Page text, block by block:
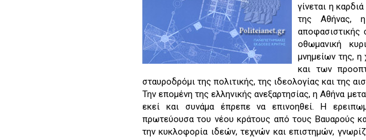
γίνεται η
της Αθήνας,
αποφασιστικής
οθωμανική
μνημείων της,
και των
σταυροδρόμι της πολιτικής, της ιδεολογίας και της
Την επομένη της ελληνικής ανεξαρτησίας, η Αθήνα
εκεί και συνάμα έπρεπε να επινοηθεί. Η
πρωτεύουσα του νέου κράτους από τους Βαυαρούς
την κυκλοφορία ιδεών, τεχνών και επιστημών,